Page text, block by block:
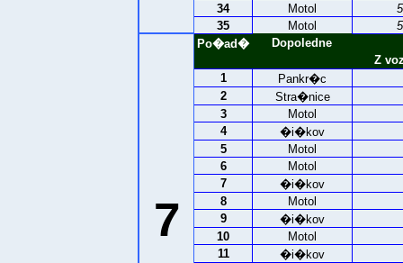
34
Motol
35
Motol
7
Po�ad�
Dopoledne
Z
1
Pankr�c
2
Stra�nice
3
Motol
4
�i�kov
5
Motol
6
Motol
7
�i�kov
8
Motol
9
�i�kov
10
Motol
11
�i�kov